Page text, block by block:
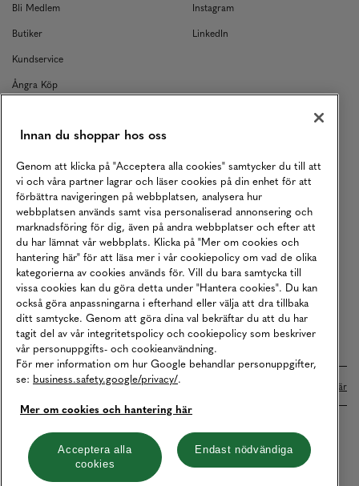
Bli Medlem
Butiker
Kundservice
Ångra Köp
Returer
Köpvillkor
Karriär
Vårt Ansvar
Våra Tjänster
Press
Studentrabatt
B2B
Tillgänglighetsredogörelse
Instagram
LinkedIn
Betalningar online sköts i samarbete med Klarna. Läs mer här
Cookies Integritetspolicy
Hantera cookies
Innan du shoppar hos oss
Genom att klicka på "Acceptera alla cookies" samtycker du till att
vi och våra partner lagrar och läser cookies på din enhet för att
förbättra navigeringen på webbplatsen, analysera hur
webbplatsen används samt visa personaliserad annonsering och
marknadsföring för dig, även på andra webbplatser och efter att
du har lämnat vår webbplats. Klicka på "Mer om cookies och
hantering här" för att läsa mer i vår cookiepolicy om vad de olika
kategorierna av cookies används för. Vill du bara samtycka till
vissa cookies kan du göra detta under "Hantera cookies". Du kan
också göra anpassningarna i efterhand eller välja att dra tillbaka
ditt samtycke. Genom att göra dina val bekräftar du att du har
tagit del av vår integritetspolicy och cookiepolicy som beskriver
vår personuppgifts- och cookieanvändning.
För mer information om hur Google behandlar personuppgifter,
se: business.safety.google/privacy/.
Mer om cookies och hantering här
Acceptera alla
cookies
Endast nödvändiga